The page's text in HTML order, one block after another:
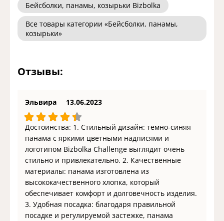
Бейсболки, панамы, козырьки Bizbolka
Все товары категории «Бейсболки, панамы,
козырьки»
Отзывы:
Эльвира 13.06.2023
Достоинства: 1. Стильный дизайн: темно-синяя
панама с яркими цветными надписями и
логотипом Bizbolka Challenge выглядит очень
стильно и привлекательно. 2. Качественные
материалы: панама изготовлена из
высококачественного хлопка, который
обеспечивает комфорт и долговечность изделия.
3. Удобная посадка: благодаря правильной
посадке и регулируемой застежке, панама